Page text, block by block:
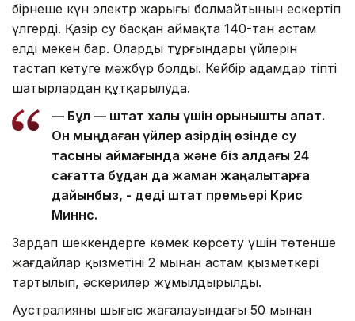
бірнеше күн электр жарығы болмайтынын ескертіп
үлгерді. Қазір су басқан аймақта 140-тан астам
елді мекен бар. Олардың тұрғындары үйлерін
тастап кетуге мәжбүр болды. Кейбір адамдар тіпті
шатырлардан құтқарылуда.
— Бұл — штат халқы үшін қорқынышты апат.
Он мыңдаған үйлер қазірдің өзінде су
тасқыны аймағында және біз алдағы 24
сағатта бұдан да жаман жаңалықтарға
дайынбыз, - деді штат премьері Крис
Миннс.
Зардап шеккендерге көмек көрсету үшін төтенше
жағдайлар қызметінің 2 мыңнан астам қызметкері
тартылып, әскерилер жұмылдырылды.
Аустралияның шығыс жағалауындағы 50 мыңнан